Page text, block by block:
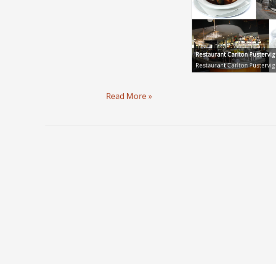
Restaurant Carlton Pustervig
Restaurant Carlton Pustervig
Madfotografering
Read More »